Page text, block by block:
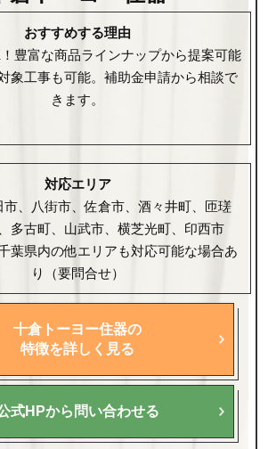
おすすめする理由
豊富な商品ラインナップから提案可能
象工事も可能。補助金申請から相談で
きます。
対応エリア
市、八街市、佐倉市、酒々井町、匝瑳
多古町、山武市、横芝光町、印西市
葉県内の他エリアも対応可能な場合あ
り（要問合せ）
十倉トーヨー住器の
特徴を詳しく見る
式HPから問い合わせる